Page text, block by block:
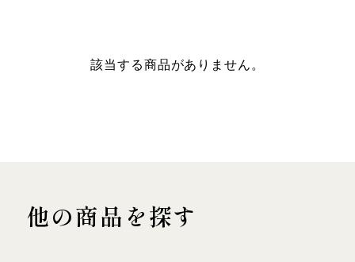
該当する商品がありません。
他の商品を探す